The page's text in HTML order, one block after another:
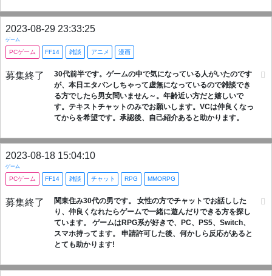
2023-08-29 23:33:25
ゲーム
PCゲーム FF14 雑談 アニメ 漫画
募集終了
30代前半です。ゲームの中で気になっている人がいたのです
が、本日エタバンしちゃって虚無になっているので雑談でき
る方でしたら男女問いません～。年齢近い方だと嬉しいで
す。テキストチャットのみでお願いします。VCは仲良くなっ
てからを希望です。承認後、自己紹介あると助かります。
2023-08-18 15:04:10
ゲーム
PCゲーム FF14 雑談 チャット RPG MMORPG
募集終了
関東住み30代の男です。 女性の方でチャットでお話しした
り、仲良くなれたらゲームで一緒に遊んだりできる方を探し
ています。 ゲームはRPG系が好きで、PC、PS5、Switch、
スマホ持ってます。 申請許可した後、何かしら反応があると
とても助かります!